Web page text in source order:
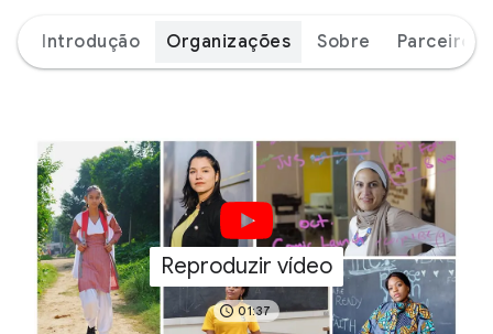
Introdução Organizações Sobre Parceiros
Reproduzir vídeo
01:37